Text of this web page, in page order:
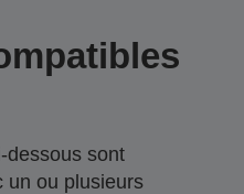
dessous sont
un ou plusieurs